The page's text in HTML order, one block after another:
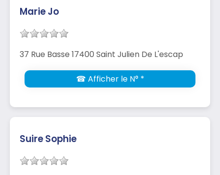
Marie Jo
37 Rue Basse 17400 Saint Julien De L'escap
☎ Afficher le N° *
Suire Sophie